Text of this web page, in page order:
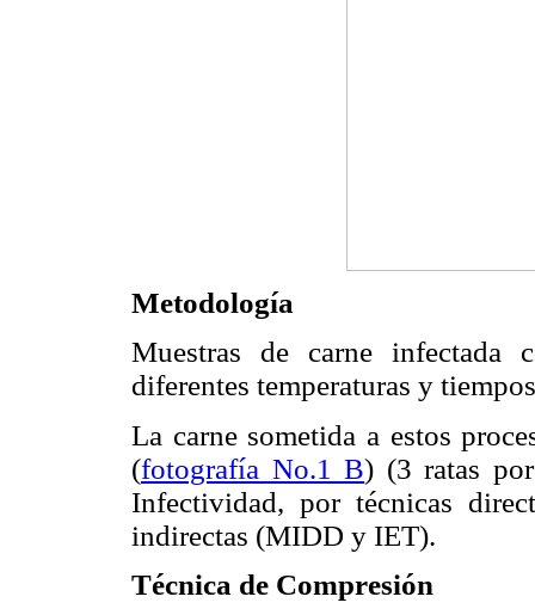
Metodología
Muestras de carne infectada
diferentes temperaturas y
La carne sometida a estos
(fotografía No.1 B) (3 ratas
Infectividad, por técnicas
indirectas (MIDD y IET).
Técnica de Compresión